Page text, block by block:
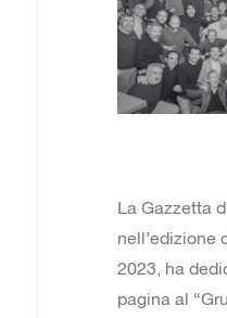
La Gazzetta
nell’edizione
2023, ha
pagina al